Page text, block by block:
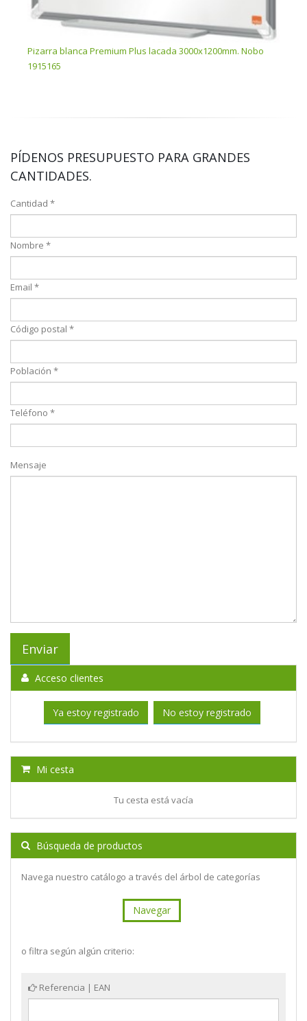
Pizarra blanca Premium Plus lacada 3000x1200mm. Nobo
1915165
PÍDENOS PRESUPUESTO PARA GRANDES
CANTIDADES.
Cantidad *
Nombre *
Email *
Código postal *
Población *
Teléfono *
Mensaje
Acceso clientes
Ya estoy registrado No estoy registrado
Mi cesta
Tu cesta está vacía
Búsqueda de productos
Navega nuestro catálogo a través del árbol de categorías
Navegar
o filtra según algún criterio:
Referencia | EAN